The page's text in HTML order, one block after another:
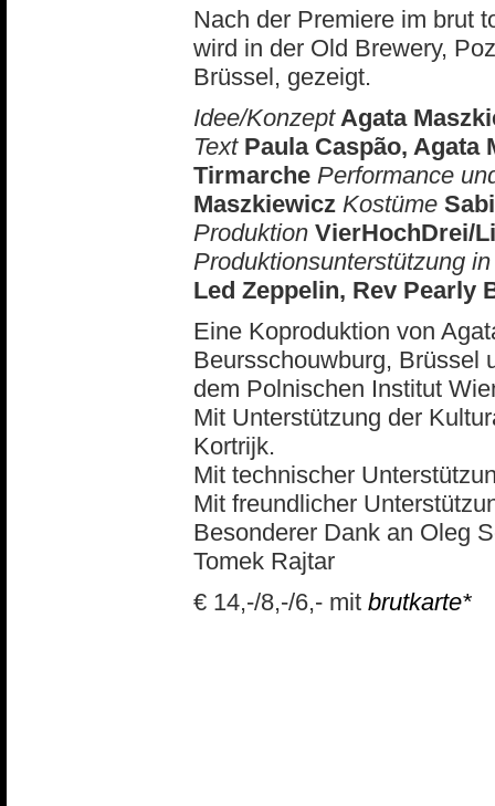
Nach der Premiere im brut
wird in der Old Brewery,
Brüssel, gezeigt.
Idee/KonzeptAgata
Text Paula Caspão, Agata
Tirmarche Performance
Maszkiewicz Kostüme
Produktion VierHochDrei/
Produktionsunterstützung
Led Zeppelin, Rev Pearly
Eine Koproduktion von
Beursschouwburg, Brüssel
dem Polnischen Institut
Mit Unterstützung der
Kortrijk.
Mit technischer
Mit freundlicher
Besonderer Dank an Oleg
Tomek Rajtar
€ 14,-/8,-/6,- mit brutkarte*